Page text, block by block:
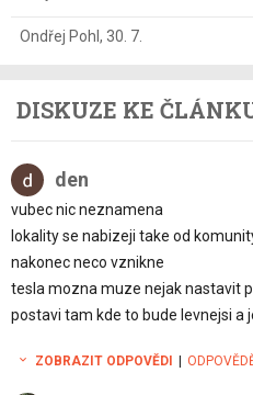
Ondřej Pohl , 30. 7.
DISKUZE KE
den
vubec nic neznamena
lokality se nabizeji take od
nakonec neco vznikne
tesla mozna muze nejak nastavit
postavi tam kde to bude levnejsi a
ZOBRAZIT ODPOVĚDI